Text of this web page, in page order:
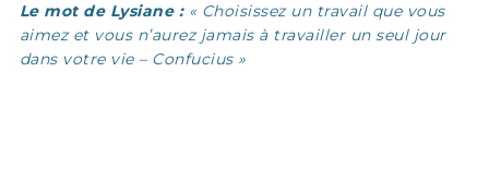
Le mot de Lysiane :« Choisissez un travail que vous
aimez et vous n’aurez jamais à travailler un seul jour
dans votre vie – Confucius »